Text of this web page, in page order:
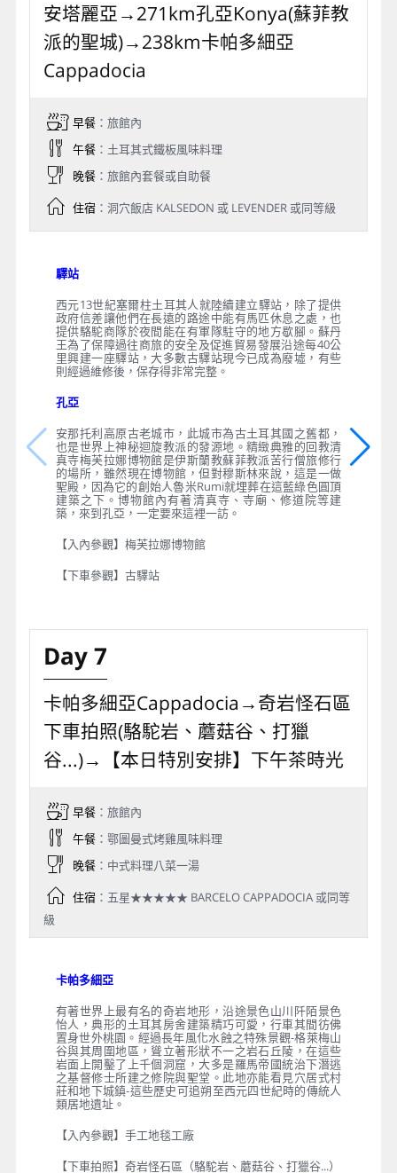
安塔麗亞→271km孔亞Konya(蘇菲教
派的聖城)→238km卡帕多細亞
Cappadocia
早餐：旅館內
午餐：土耳其式鐵板風味料理
晚餐：旅館內套餐或自助餐
住宿：洞穴飯店 KALSEDON 或 LEVENDER 或同等級
驛站
西元13世紀塞爾柱土耳其人就陸續建立驛站，除了提供
政府信差讓他們在長遠的路途中能有馬匹休息之處，也
提供駱駝商隊於夜間能在有軍隊駐守的地方歇腳。蘇丹
王為了保障過往商旅的安全及促進貿易發展沿途每40公
里興建一座驛站，大多數古驛站現今已成為廢墟，有些
則經過維修後，保存得非常完整。
孔亞
安那托利高原古老城市，此城市為古土耳其國之舊都，
也是世界上神秘迴旋教派的發源地。精緻典雅的回教清
真寺梅芙拉娜博物館是伊斯蘭教蘇菲教派苦行僧旅修行
的場所，雖然現在博物館，但對穆斯林來說，這是一做
聖殿，因為它的創始人魯米Rumi就埋葬在這藍綠色圓頂
建築之下。博物館內有著清真寺、寺廟、修道院等建
築，來到孔亞，一定要來這裡一訪。
【入內參觀】梅芙拉娜博物館
【下車參觀】古驛站
Day 7
卡帕多細亞Cappadocia→奇岩怪石區
下車拍照(駱駝岩、蘑菇谷、打獵
谷...)→【本日特別安排】下午茶時光
早餐：旅館內
午餐：鄂圖曼式烤雞風味料理
晚餐：中式料理八菜一湯
住宿：五星★★★★★ BARCELO CAPPADOCIA 或同等
級
卡帕多細亞
有著世界上最有名的奇岩地形，沿途景色山川阡陌景色
怡人，典形的土耳其房舍建築精巧可愛，行車其間彷佛
置身世外桃園。經過長年風化水蝕之特殊景觀-格萊梅山
谷與其周圍地區，聳立著形狀不一之岩石丘陵，在這些
岩面上開鑿了上千個洞窟，大多是羅馬帝國統治下潛逃
之基督修士所建之修院與聖堂。此地亦能看見穴居式村
莊和地下城鎮-這些歷史可追朔至西元四世紀時的傳統人
類居地遺址。
【入內參觀】手工地毯工廠
【下車拍照】奇岩怪石區（駱駝岩、蘑菇谷、打獵谷...）